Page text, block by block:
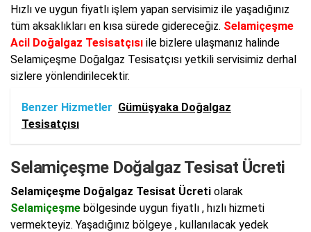
Hızlı ve uygun fiyatlı işlem yapan servisimiz ile yaşadığınız
tüm aksaklıkları en kısa sürede gidereceğiz. Selamiçeşme
Acil Doğalgaz Tesisatçısı ile bizlere ulaşmanız halinde
Selamiçeşme Doğalgaz Tesisatçısı yetkili servisimiz derhal
sizlere yönlendirilecektir.
Benzer Hizmetler Gümüşyaka Doğalgaz
Tesisatçısı
Selamiçeşme Doğalgaz Tesisat Ücreti
Selamiçeşme Doğalgaz Tesisat Ücreti olarak
Selamiçeşme bölgesinde uygun fiyatlı , hızlı hizmeti
vermekteyiz. Yaşadığınız bölgeye , kullanılacak yedek